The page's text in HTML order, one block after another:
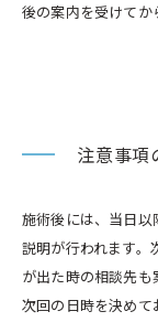
後の案内を受けてか
注意事項
施術後には、当日
説明が行われます。
が出た時の相談先
次回の日時を決め